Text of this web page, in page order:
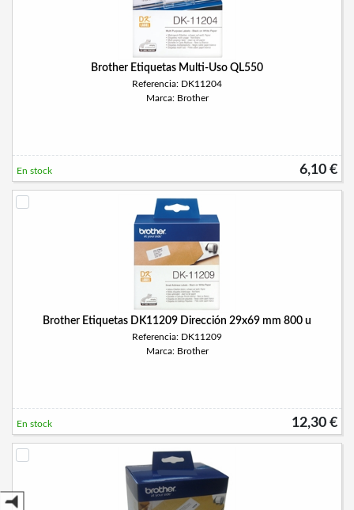
Brother Etiquetas Multi-Uso QL550
Referencia: DK11204
Marca: Brother
6,10 €
En stock
Brother Etiquetas DK11209 Dirección 29x69 mm 800 u
Referencia: DK11209
Marca: Brother
12,30 €
En stock